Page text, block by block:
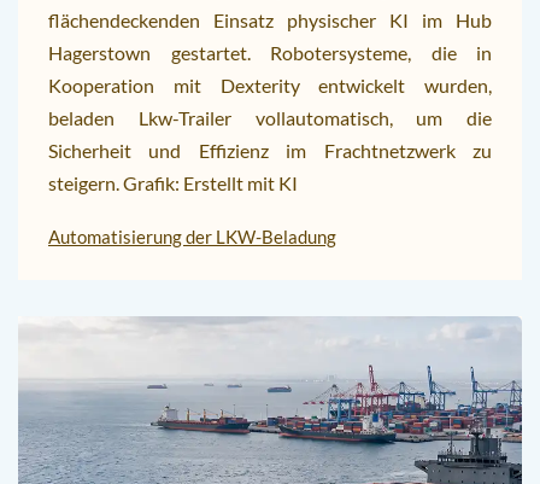
flächendeckenden Einsatz physischer KI im Hub
Hagerstown gestartet. Robotersysteme, die in
Kooperation mit Dexterity entwickelt wurden,
beladen Lkw-Trailer vollautomatisch, um die
Sicherheit und Effizienz im Frachtnetzwerk zu
steigern. Grafik: Erstellt mit KI
Automatisierung der LKW-Beladung